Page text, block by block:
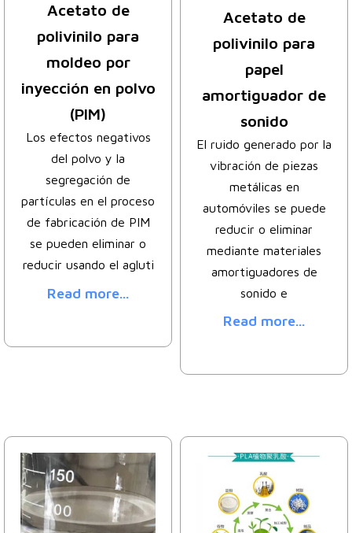
Acetato de
polivinilo para
moldeo por
inyección en polvo
(PIM)
Los efectos negativos
del polvo y la
segregación de
partículas en el proceso
de fabricación de PIM
se pueden eliminar o
reducir usando el agluti
Read more...
Acetato de
polivinilo para
papel
amortiguador de
sonido
El ruido generado por la
vibración de piezas
metálicas en
automóviles se puede
reducir o eliminar
mediante materiales
amortiguadores de
sonido e
Read more...